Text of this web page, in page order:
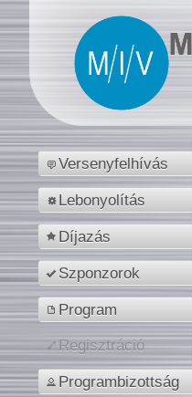
Versenyfelhívás
Lebonyolítás
Díjazás
Szponzorok
Program
Regisztráció
Programbizottság